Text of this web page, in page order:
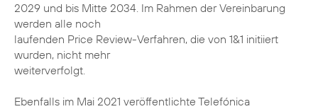
2029 und bis Mitte 2034. Im Rahmen der Vereinbarung
werden alle noch
laufenden Price Review-Verfahren, die von 1&1 initiiert
wurden, nicht mehr
weiterverfolgt.
Ebenfalls im Mai 2021 veröffentlichte Telefónica